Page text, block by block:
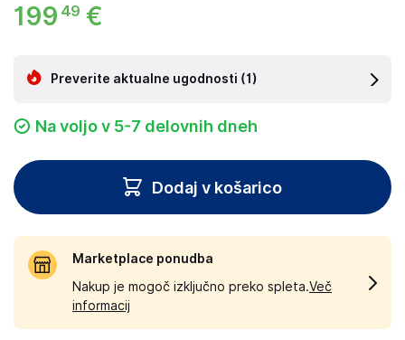
199 49 €
Preverite aktualne ugodnosti (1)
Na voljo v 5-7 delovnih dneh
Dodaj v košarico
Marketplace ponudba
Nakup je mogoč izključno preko spleta.Več
informacij